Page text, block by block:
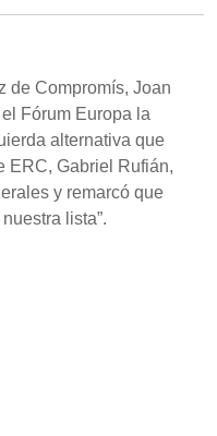
de Compromís, Joan
Fórum Europa la
alternativa que
ERC, Gabriel Rufián,
y remarcó que
lista”.